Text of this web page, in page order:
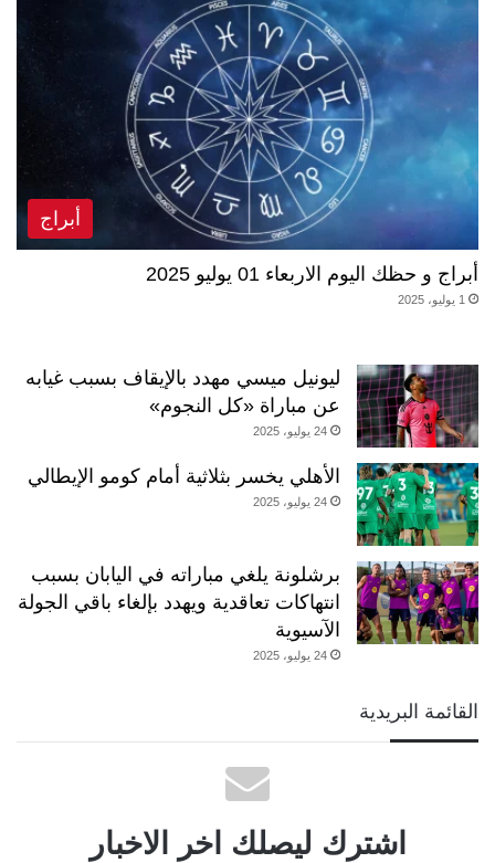
أبراج
أبراج و حظك اليوم الاربعاء 01 يوليو 2025
1 يوليو، 2025
ليونيل ميسي مهدد بالإيقاف بسبب غيابه
عن مباراة «كل النجوم»
24 يوليو، 2025
الأهلي يخسر بثلاثية أمام كومو الإيطالي
24 يوليو، 2025
برشلونة يلغي مباراته في اليابان بسبب
انتهاكات تعاقدية ويهدد بإلغاء باقي الجولة
الآسيوية
24 يوليو، 2025
القائمة البريدية
اشترك ليصلك اخر الاخبار